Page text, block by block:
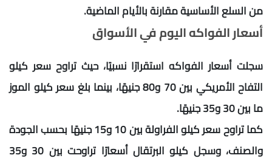
من السلع الأساسية مقارنة بالأيام الماضية.
أسعار الفواكه اليوم في الأسواق
سجلت أسعار الفواكه استقرارًا نسبيًا، حيث تراوح سعر كيلو
التفاح الأمريكي بين 70 و80 جنيهًا، بينما بلغ سعر كيلو الموز
ما بين 30 و35 جنيهًا.
كما تراوح سعر كيلو الفراولة بين 10 و15 جنيهًا بحسب الجودة
والصنف، وسجل كيلو البرتقال أسعارًا تراوحت بين 30 و35